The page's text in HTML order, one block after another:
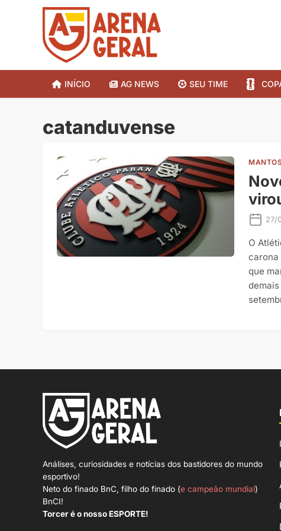
INÍCIO AG NEWS SEU TIME
catanduvense
27/
O
carona
que
Análises, curiosidades e notícias dos bastidores do mundo
esportivo!
Neto do finado BnC, filho do finado (e campeão mundial)
BnCI!
Torcer é o nosso ESPORTE!